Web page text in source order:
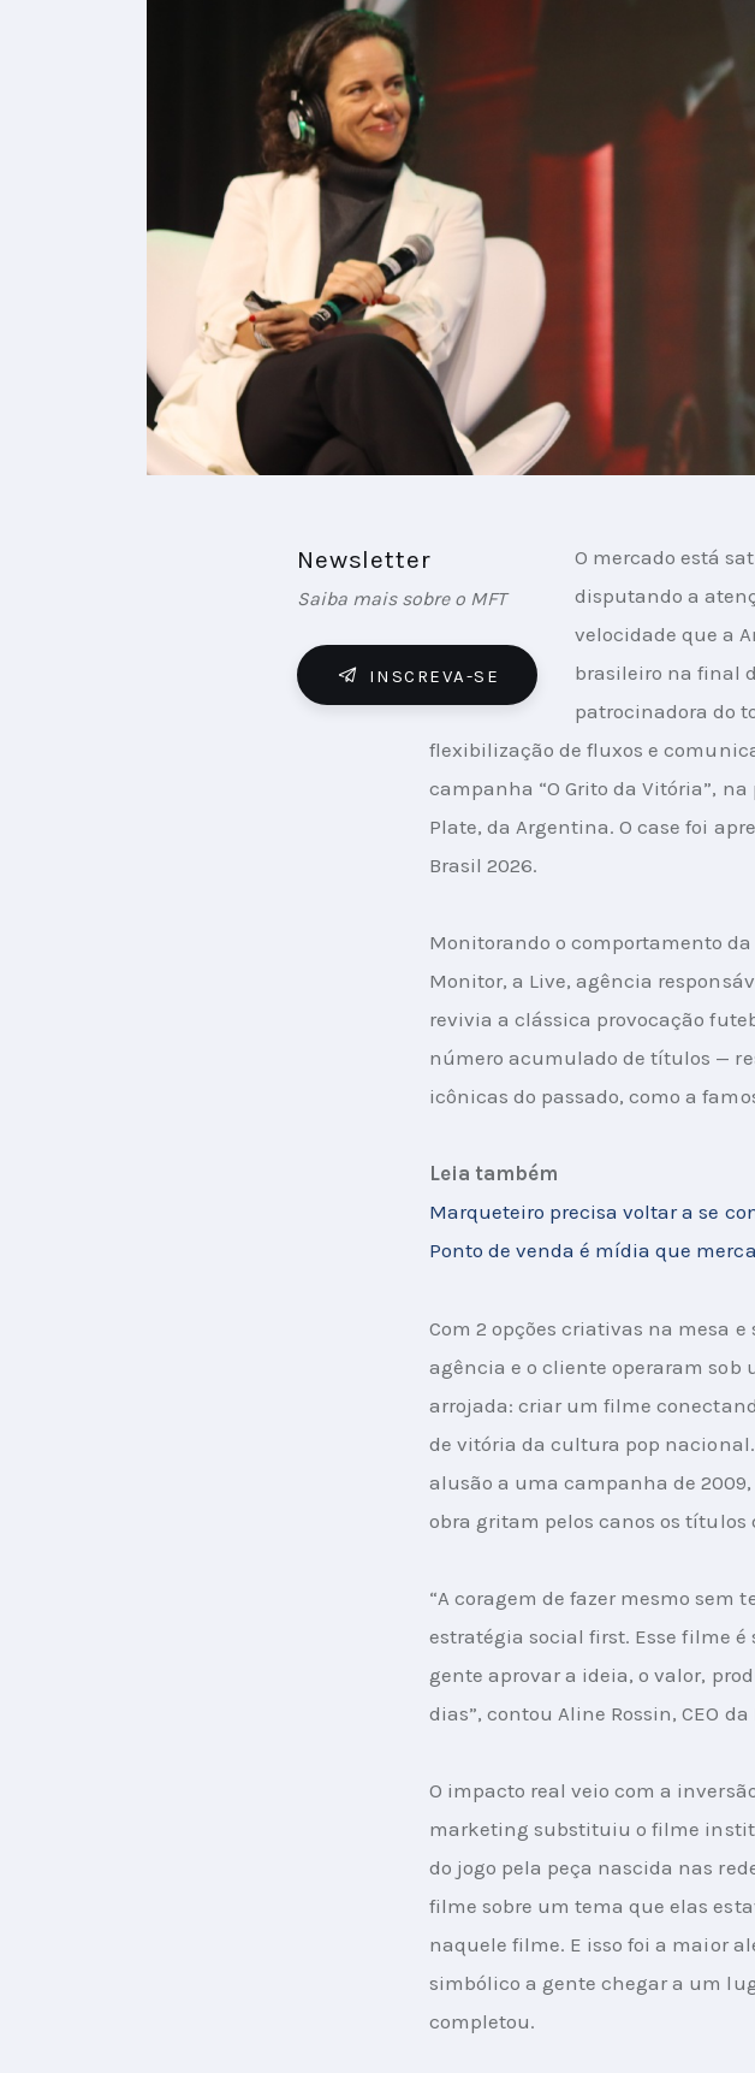
Newsletter
Saiba mais sobre o MFT
INSCREVA-SE
O mercado está
disputando a
velocidade que a
brasileiro na final
patrocinadora do
flexibilização de fluxos e
campanha “O Grito da Vitória”,
Plate, da Argentina. O case foi
Brasil 2026.
Monitorando o comportamento
Monitor, a Live, agência
revivia a clássica provocação
número acumulado de títulos —
icônicas do passado, como a
Leia também
Marqueteiro precisa voltar a se
Ponto de venda é mídia que
Com 2 opções criativas na mesa
agência e o cliente operaram sob
arrojada: criar um filme
de vitória da cultura pop
alusão a uma campanha de
obra gritam pelos canos os títulos
“A coragem de fazer mesmo sem
estratégia social first. Esse filme
gente aprovar a ideia, o valor,
dias”, contou Aline Rossin, CEO da
O impacto real veio com a
marketing substituiu o filme
do jogo pela peça nascida nas
filme sobre um tema que elas
naquele filme. E isso foi a maior
simbólico a gente chegar a um
completou.